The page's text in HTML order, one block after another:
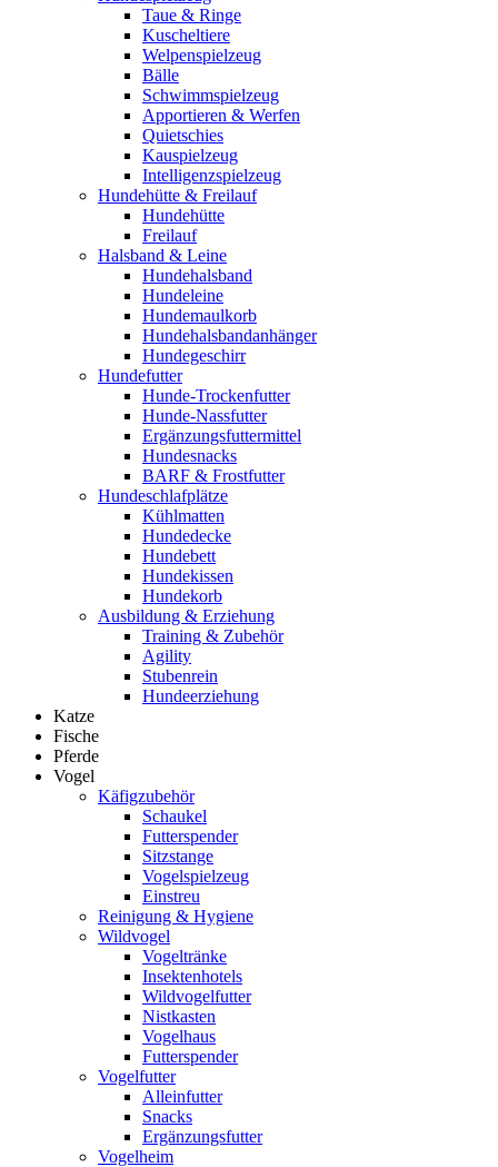
Taue & Ringe
Kuscheltiere
Welpenspielzeug
Bälle
Schwimmspielzeug
Apportieren & Werfen
Quietschies
Kauspielzeug
Intelligenzspielzeug
Hundehütte & Freilauf
Hundehütte
Freilauf
Halsband & Leine
Hundehalsband
Hundeleine
Hundemaulkorb
Hundehalsbandanhänger
Hundegeschirr
Hundefutter
Hunde-Trockenfutter
Hunde-Nassfutter
Ergänzungsfuttermittel
Hundesnacks
BARF & Frostfutter
Hundeschlafplätze
Kühlmatten
Hundedecke
Hundebett
Hundekissen
Hundekorb
Ausbildung & Erziehung
Training & Zubehör
Agility
Stubenrein
Hundeerziehung
Katze
Fische
Pferde
Vogel
Käfigzubehör
Schaukel
Futterspender
Sitzstange
Vogelspielzeug
Einstreu
Reinigung & Hygiene
Wildvogel
Vogeltränke
Insektenhotels
Wildvogelfutter
Nistkasten
Vogelhaus
Futterspender
Vogelfutter
Alleinfutter
Snacks
Ergänzungsfutter
Vogelheim